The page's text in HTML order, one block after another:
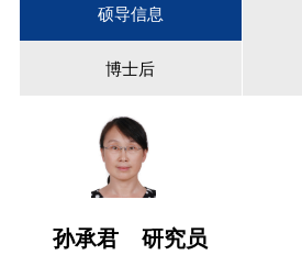
研究室简介
硕导信息
博士后
孙承君 研究员